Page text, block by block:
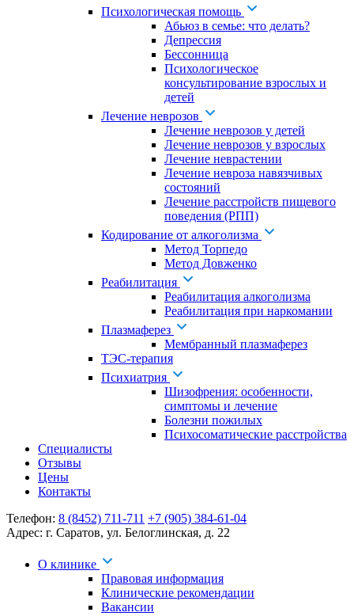
Психологическая помощь
Абьюз в семье: что делать?
Депрессия
Бессонница
Психологическое
консультирование взрослых и
детей
Лечение неврозов
Лечение неврозов у детей
Лечение неврозов у взрослых
Лечение неврастении
Лечение невроза навязчивых
состояний
Лечение расстройств пищевого
поведения (РПП)
Кодирование от алкоголизма
Метод Торпедо
Метод Довженко
Реабилитация
Реабилитация алкоголизма
Реабилитация при наркомании
Плазмаферез
Мембранный плазмаферез
ТЭС-терапия
Психиатрия
Шизофрения: особенности,
симптомы и лечение
Болезни пожилых
Психосоматические расстройства
Специалисты
Отзывы
Цены
Контакты
Телефон: 8 (8452) 711-711 +7 (905) 384-61-04
Адрес: г. Саратов, ул. Белоглинская, д. 22
О клинике
Правовая информация
Клинические рекомендации
Вакансии